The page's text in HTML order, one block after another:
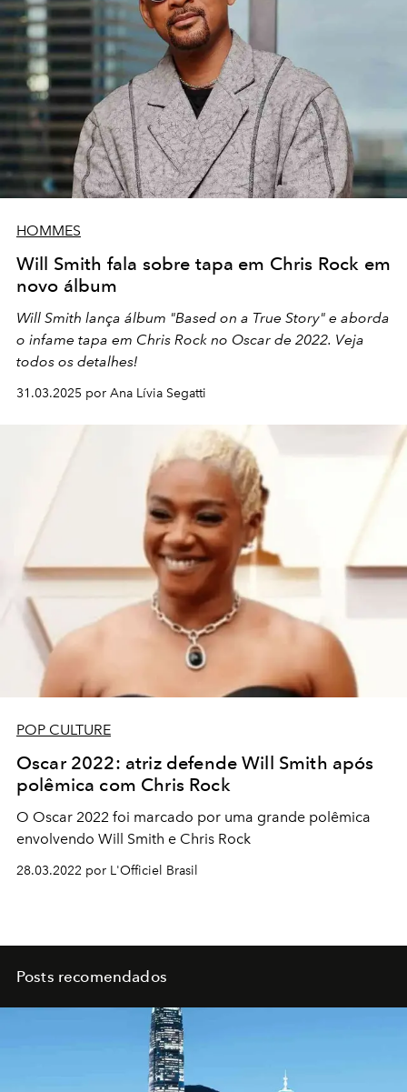
HOMMES
Will Smith fala sobre tapa em Chris Rock em
novo álbum
Will Smith lança álbum "Based on a True Story" e aborda
o infame tapa em Chris Rock no Oscar de 2022. Veja
todos os detalhes!
31.03.2025 por Ana Lívia Segatti
POP CULTURE
Oscar 2022: atriz defende Will Smith após
polêmica com Chris Rock
O Oscar 2022 foi marcado por uma grande polêmica
envolvendo Will Smith e Chris Rock
28.03.2022 por L'Officiel Brasil
Posts recomendados